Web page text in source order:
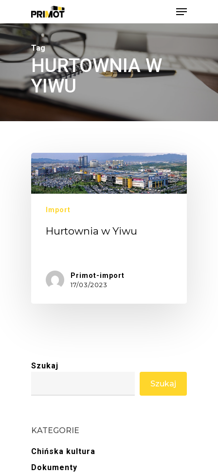
main
content
Menu
Tag
HURTOWNIA W
YIWU
Import
Hurtownia w Yiwu
Primot-import
17/03/2023
Szukaj
Szukaj
KATEGORIE
Chińska kultura
Dokumenty